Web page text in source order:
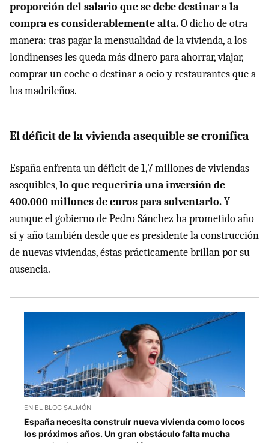
proporción del salario que se debe destinar a la
compra es considerablemente alta.O dicho de otra
manera: tras pagar la mensualidad de la vivienda, a los
londinenses les queda más dinero para ahorrar, viajar,
comprar un coche o destinar a ocio y restaurantes que a
los madrileños.
El déficit de la vivienda asequible se cronifica
España enfrenta un déficit de 1,7 millones de viviendas
asequibles,lo que requeriría una inversión de
400.000 millones de euros para solventarlo.Y
aunque el gobierno de Pedro Sánchez ha prometido año
sí y año también desde que es presidente la construcción
de nuevas viviendas, éstas prácticamente brillan por su
ausencia.
EN EL BLOG SALMÓN
España necesita construir nueva vivienda como locos
los próximos años. Un gran obstáculo falta mucha